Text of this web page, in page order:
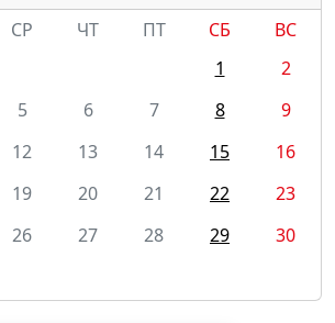
СР ЧТ ПТ СБ
ВС
1
2
5 6 7 8
9
12 13 14 15
16
19 20 21 22
23
26 27 28 29
30